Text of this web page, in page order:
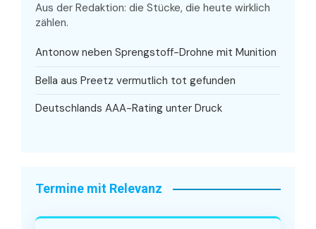
Aus der Redaktion: die Stücke, die heute wirklich
zählen.
Antonow neben Sprengstoff-Drohne mit Munition
Bella aus Preetz vermutlich tot gefunden
Deutschlands AAA-Rating unter Druck
Termine mit Relevanz